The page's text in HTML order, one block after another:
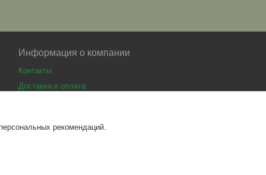
Информация о компании
Контакты
Доставка и оплата
рекомендаций.